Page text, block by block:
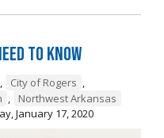
to Know
, City of Rogers ,
,
Northwest Arkansas
January 17, 2020